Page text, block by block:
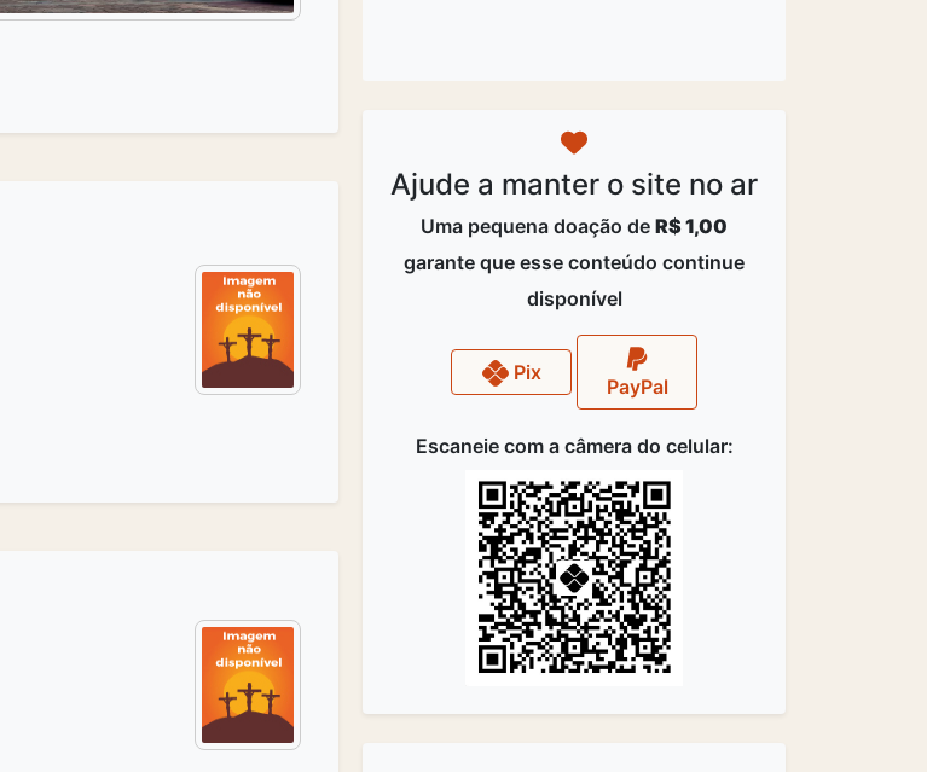
Ajude a manter o site no ar
Uma pequena doação de R$ 1,00
garante que esse conteúdo continue
disponível
Pix
PayPal
Escaneie com a câmera do celular: